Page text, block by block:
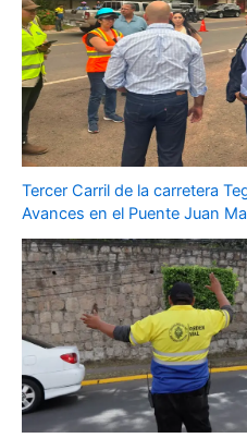
Tercer Carril de la carretera
Avances en el Puente Juan